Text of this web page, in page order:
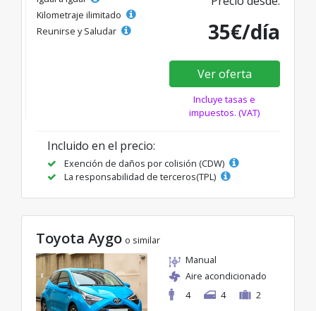
Kilometraje ilimitado
Reunirse y Saludar
35€/día
Ver oferta
Incluye tasas e
impuestos. (VAT)
Incluido en el precio:
Exención de daños por colisión (CDW)
La responsabilidad de terceros(TPL)
Toyota Aygo o similar
Manual
Aire acondicionado
4
4 2